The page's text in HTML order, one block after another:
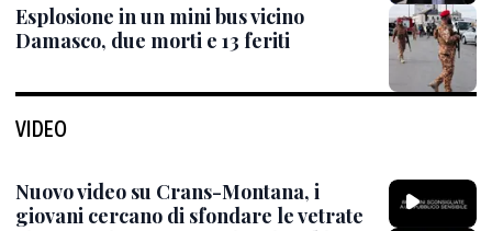
Esplosione in un mini bus vicino
Damasco, due morti e 13 feriti
VIDEO
Nuovo video su Crans-Montana, i
giovani cercano di sfondare le vetrate